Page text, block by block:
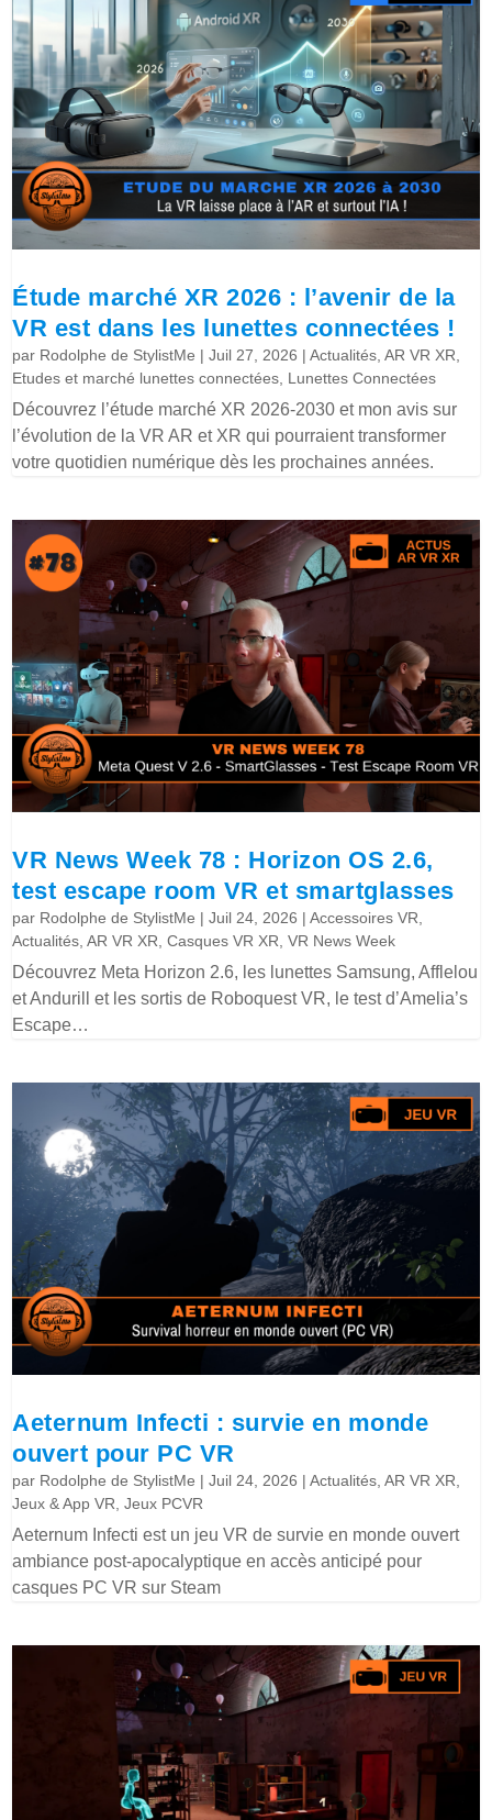
Étude marché XR 2026 : l’avenir de la
VR est dans les lunettes connectées !
par Rodolphe de StylistMe |Juil 27, 2026 |Actualités ,AR VR XR
Etudes et marché lunettes connectées Lunettes Connectées
Découvrez l’étude marché XR 2026-2030 et mon avis sur
l’évolution de la VR AR et XR qui pourraient transformer
votre quotidien numérique dès les prochaines années.
VR News Week 78 : Horizon OS 2.6,
test escape room VR et smartglasses
par Rodolphe de StylistMe |Juil 24, 2026 |Accessoires VR
Actualités ,AR VR XR ,Casques VR XR ,VR News Week
Découvrez Meta Horizon 2.6, les lunettes Samsung, Afflelou
et Andurill et les sortis de Roboquest VR, le test d’Amelia’s
Escape…
Aeternum Infecti : survie en monde
ouvert pour PC VR
par Rodolphe de StylistMe |Juil 24, 2026 |Actualités ,AR VR XR
Jeux & App VR ,Jeux PCVR
Aeternum Infecti est un jeu VR de survie en monde ouvert
ambiance post-apocalyptique en accès anticipé pour
casques PC VR sur Steam